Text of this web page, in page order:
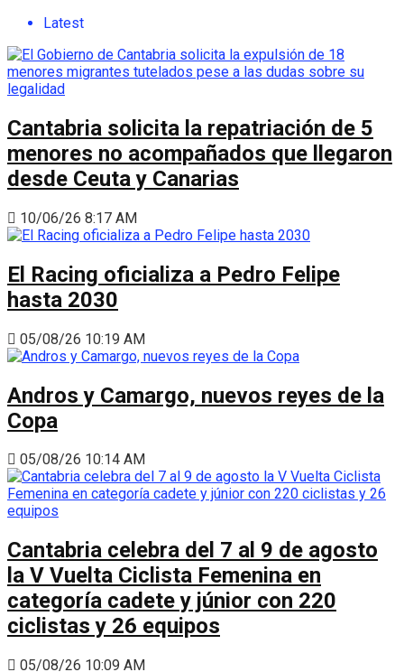
Latest
Cantabria solicita la repatriación de 5
menores no acompañados que llegaron
desde Ceuta y Canarias
10/06/26 8:17 AM
El Racing oficializa a Pedro Felipe
hasta 2030
05/08/26 10:19 AM
Andros y Camargo, nuevos reyes de la
Copa
05/08/26 10:14 AM
Cantabria celebra del 7 al 9 de agosto
la V Vuelta Ciclista Femenina en
categoría cadete y júnior con 220
ciclistas y 26 equipos
05/08/26 10:09 AM